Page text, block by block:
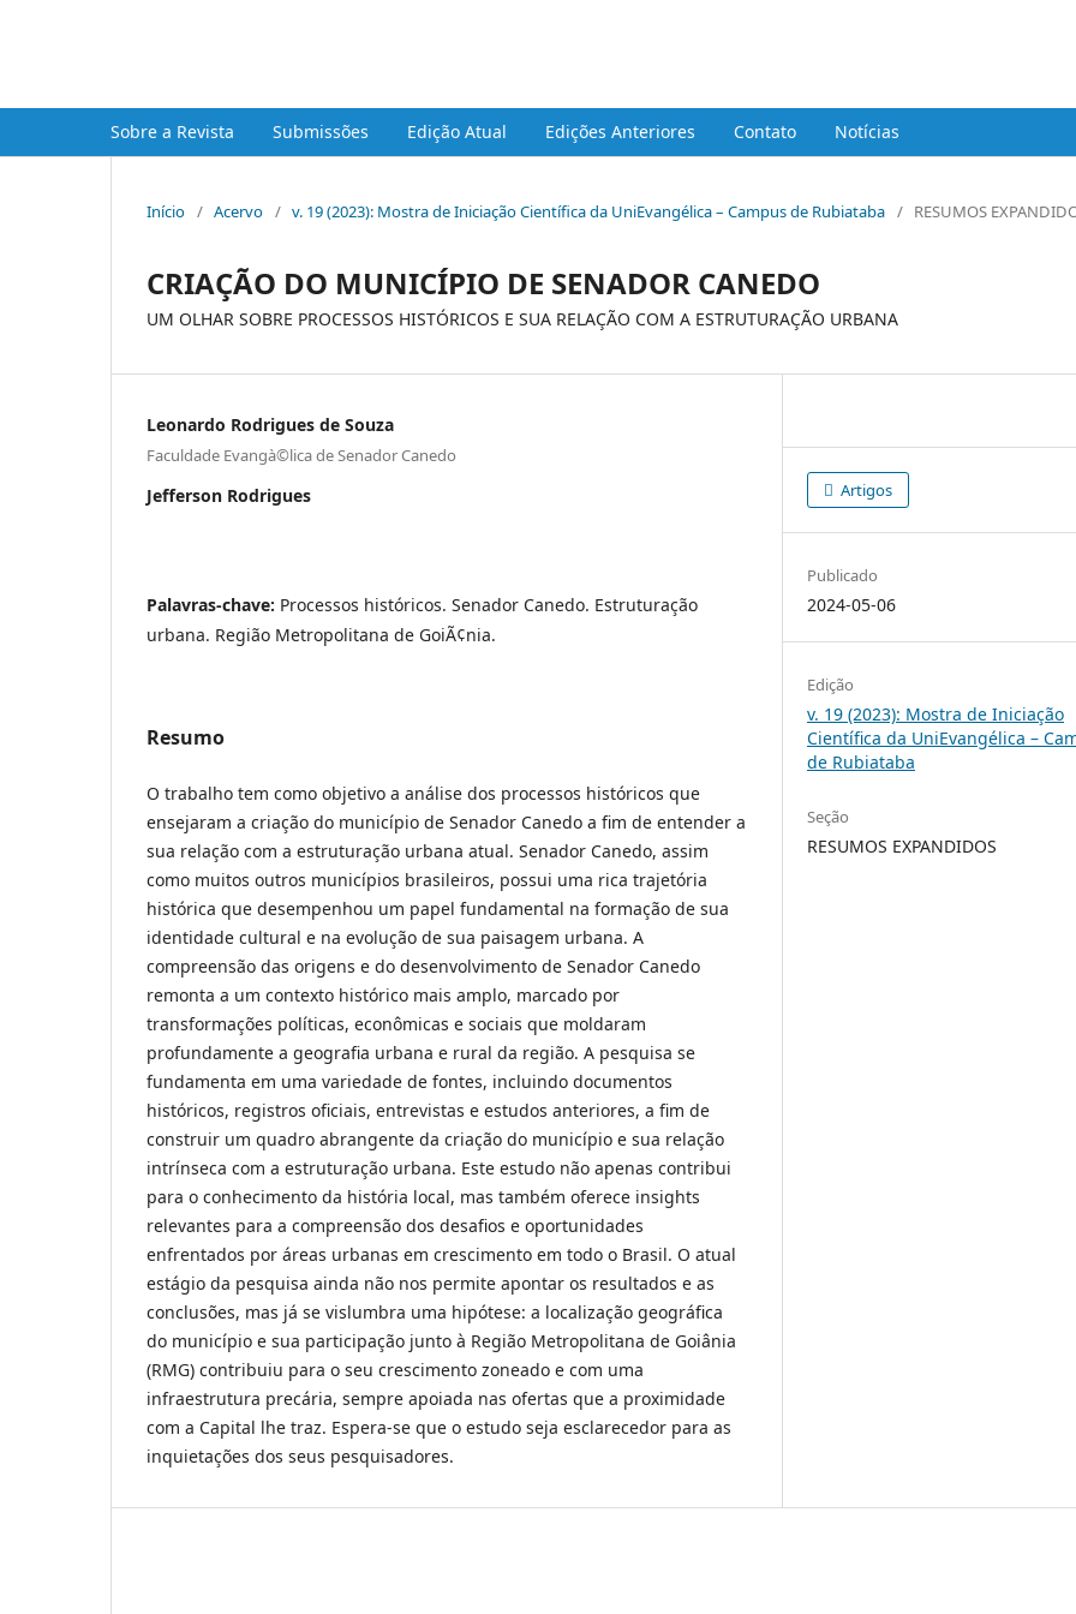
Sobre a Revista Submissões Edição Atual Edições Anteriores Contato Notícias
Início / Acervo / v. 19 (2023): Mostra de Iniciação Científica da UniEvangélica – Campus de Rubiataba / RESUMOS
CRIAÇÃO DO MUNICÍPIO DE SENADOR CANEDO
UM OLHAR SOBRE PROCESSOS HISTÓRICOS E SUA RELAÇÃO COM A ESTRUTURAÇÃO URBANA
Leonardo Rodrigues de Souza
Faculdade Evangà©lica de Senador Canedo
Jefferson Rodrigues
Palavras-chave: Processos históricos. Senador Canedo. Estruturação
urbana. Região Metropolitana de GoiÃ¢nia.
Resumo
O trabalho tem como objetivo a análise dos processos históricos que
ensejaram a criação do município de Senador Canedo a fim de entender a
sua relação com a estruturação urbana atual. Senador Canedo, assim
como muitos outros municípios brasileiros, possui uma rica trajetória
histórica que desempenhou um papel fundamental na formação de sua
identidade cultural e na evolução de sua paisagem urbana. A
compreensão das origens e do desenvolvimento de Senador Canedo
remonta a um contexto histórico mais amplo, marcado por
transformações políticas, econômicas e sociais que moldaram
profundamente a geografia urbana e rural da região. A pesquisa se
fundamenta em uma variedade de fontes, incluindo documentos
históricos, registros oficiais, entrevistas e estudos anteriores, a fim de
construir um quadro abrangente da criação do município e sua relação
intrínseca com a estruturação urbana. Este estudo não apenas contribui
para o conhecimento da história local, mas também oferece insights
relevantes para a compreensão dos desafios e oportunidades
enfrentados por áreas urbanas em crescimento em todo o Brasil. O atual
estágio da pesquisa ainda não nos permite apontar os resultados e as
conclusões, mas já se vislumbra uma hipótese: a localização geográfica
do município e sua participação junto à Região Metropolitana de Goiânia
(RMG) contribuiu para o seu crescimento zoneado e com uma
infraestrutura precária, sempre apoiada nas ofertas que a proximidade
com a Capital lhe traz. Espera-se que o estudo seja esclarecedor para as
inquietações dos seus pesquisadores.
Artigos
Publicado
2024-05-06
Edição
v. 19 (2023): Mostra de Iniciação
Científica da UniEvangélica –
de Rubiataba
Seção
RESUMOS EXPANDIDOS